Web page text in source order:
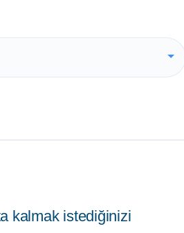
kalmak istediğinizi